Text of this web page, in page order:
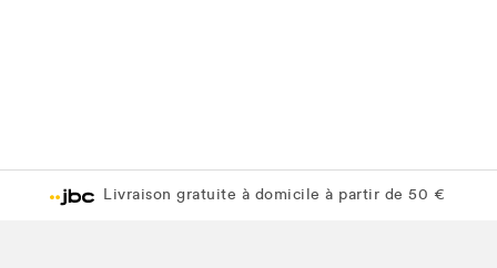
Livraison gratuite à domicile à partir de 50 €